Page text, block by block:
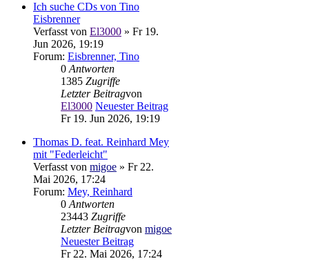
Ich suche CDs von Tino
Eisbrenner
Verfasst von El3000 » Fr 19.
Jun 2026, 19:19
Forum: Eisbrenner, Tino
0 Antworten
1385 Zugriffe
Letzter Beitragvon
El3000 Neuester Beitrag
Fr 19. Jun 2026, 19:19
Thomas D. feat. Reinhard Mey
mit "Federleicht"
Verfasst von migoe » Fr 22.
Mai 2026, 17:24
Forum: Mey, Reinhard
0 Antworten
23443 Zugriffe
Letzter Beitragvon migoe
Neuester Beitrag
Fr 22. Mai 2026, 17:24